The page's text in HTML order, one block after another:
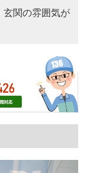
玄関の雰囲気が